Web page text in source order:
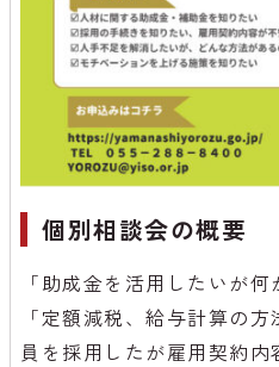
個別相談会の概要
「助成金を活用したいが何
「定額減税、給与計算の
員を採用したが雇用契約